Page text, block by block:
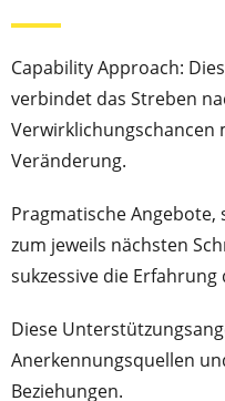
Capability Approach:
verbindet das Streben
Verwirklichungschancen
Veränderung.
Pragmatische
zum jeweils nächsten
sukzessive die
Diese
Anerkennungs­quellen
Beziehungen.